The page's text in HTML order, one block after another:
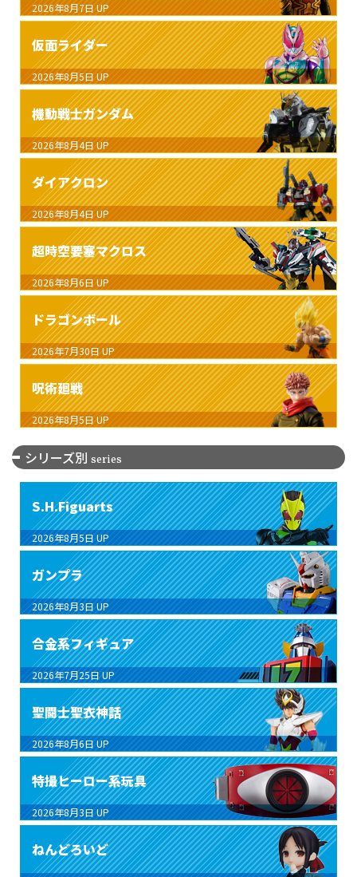
2026年8月7日 UP
仮面ライダー
2026年8月5日 UP
機動戦士ガンダム
2026年8月4日 UP
ダイアクロン
2026年8月4日 UP
超時空要塞マクロス
2026年8月6日 UP
ドラゴンボール
2026年7月30日 UP
呪術廻戦
2026年8月5日 UP
シリーズ別 series
S.H.Figuarts
2026年8月5日 UP
ガンプラ
2026年8月3日 UP
合金系フィギュア
2026年7月25日 UP
聖闘士聖衣神話
2026年8月6日 UP
特撮ヒーロー系玩具
2026年8月3日 UP
ねんどろいど